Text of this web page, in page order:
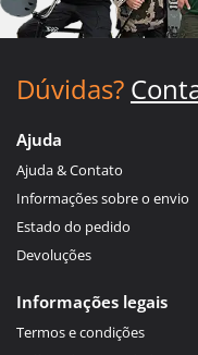
Dúvidas?
Ajuda
Ajuda & Contato
Informações sobre o envio
Estado do pedido
Devoluções
Informações legais
Termos e condições